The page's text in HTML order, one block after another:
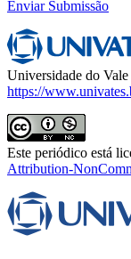
Enviar Submissão
Universidade do
https://
Este periódico está
Attribution-